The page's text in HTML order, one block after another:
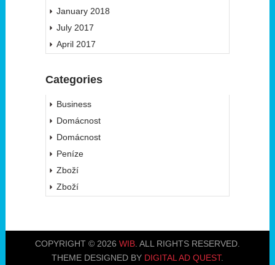
January 2018
July 2017
April 2017
Categories
Business
Domácnost
Domácnost
Peníze
Zboží
Zboží
COPYRIGHT © 2026WIB . ALL RIGHTS RESERVED.
THEME DESIGNED BY DIGITAL AD QUEST.